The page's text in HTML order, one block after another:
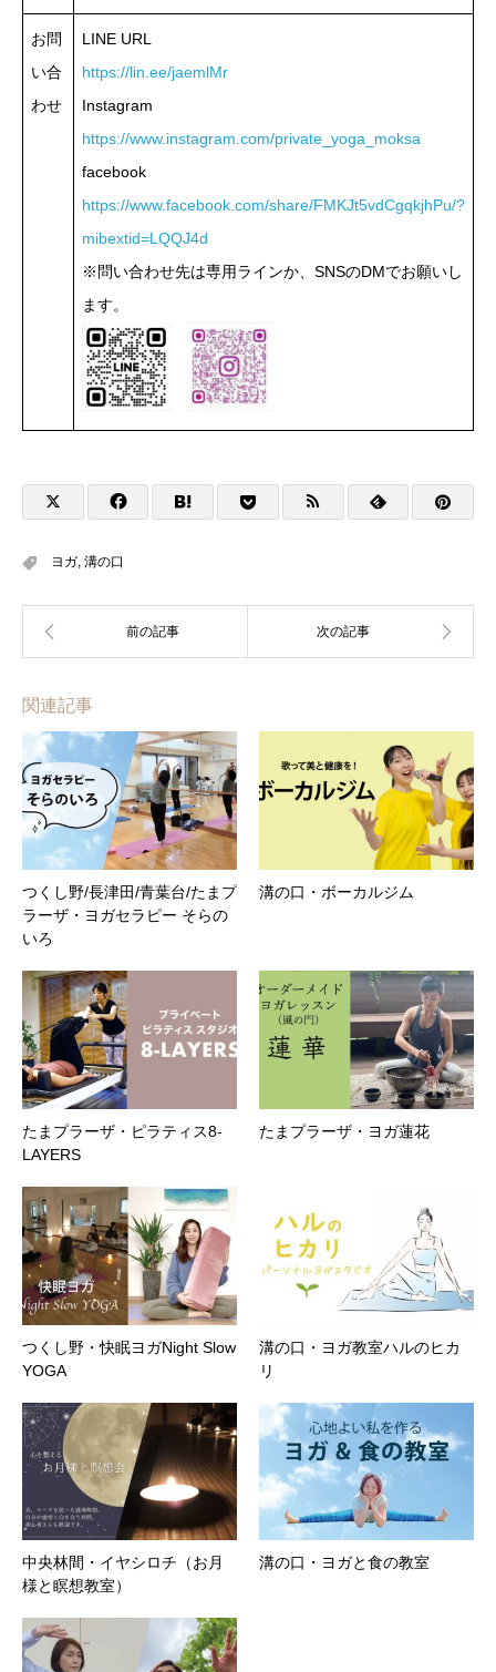
お問
い合
わせ
LINE URL
https://lin.ee/jaemlMr
Instagram
https://www.instagram.com/private_yoga_moksa
facebook
https://www.facebook.com/share/FMKJt5vdCgqkjhPu/?
mibextid=LQQJ4d
※問い合わせ先は専用ラインか、SNSのDMでお願いし
ます。
ヨガ, 溝の口
関連記事
つくし野/長津田/青葉台/たまプ
ラーザ・ヨガセラピー そらの
いろ
溝の口・ボーカルジム
たまプラーザ・ピラティス8-
LAYERS
たまプラーザ・ヨガ蓮花
つくし野・快眠ヨガNight Slow
YOGA
溝の口・ヨガ教室ハルのヒカ
リ
中央林間・イヤシロチ（お月
様と瞑想教室）
溝の口・ヨガと食の教室